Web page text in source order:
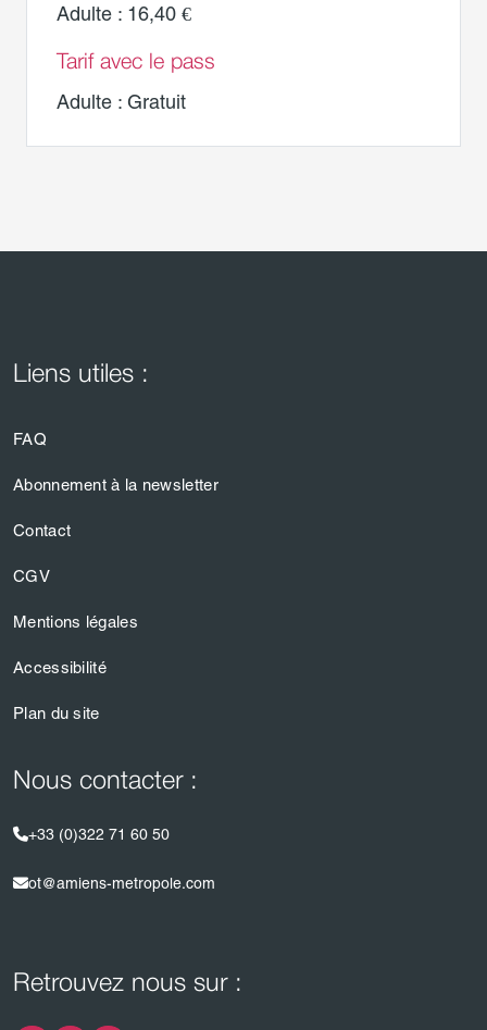
Adulte : 16,40 €
Tarif avec le pass
Adulte : Gratuit
Liens utiles :
FAQ
Abonnement à la newsletter
Contact
CGV
Mentions légales
Accessibilité
Plan du site
Nous contacter :
+33 (0)322 71 60 50
ot@amiens-metropole.com
Retrouvez nous sur :